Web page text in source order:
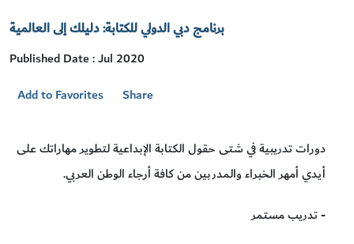
برنامج دبي الدولي للكتابة: دليلك إلى العالمية
Published Date : Jul 2020
Add to Favorites
Share
دورات تدريبية في شتى حقول الكتابة الإبداعية لتطوير مهاراتك على
أيدي أمهر الخبراء والمدربين من كافة أرجاء الوطن العربي.
- تدريب مستمر